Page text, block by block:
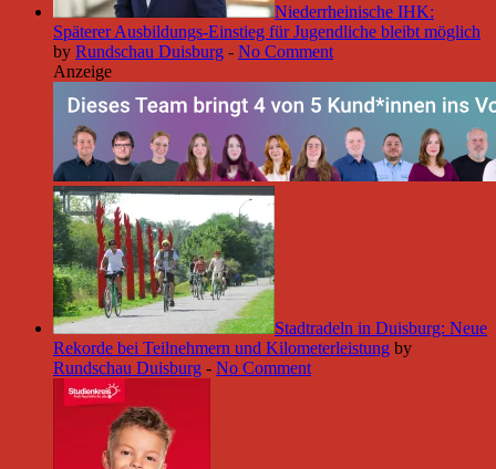
Niederrheinische IHK:
Späterer Ausbildungs-Einstieg für Jugendliche bleibt möglich
by Rundschau Duisburg - No Comment
Anzeige
Stadtradeln in Duisburg: Neue
Rekorde bei Teilnehmern und Kilometerleistung by
Rundschau Duisburg - No Comment